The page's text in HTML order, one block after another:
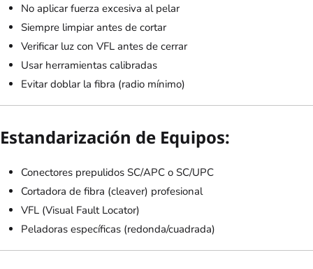
No aplicar fuerza excesiva al pelar
Siempre limpiar antes de cortar
Verificar luz con VFL antes de cerrar
Usar herramientas calibradas
Evitar doblar la fibra (radio mínimo)
Estandarización de Equipos:
Conectores prepulidos SC/APC o SC/UPC
Cortadora de fibra (cleaver) profesional
VFL (Visual Fault Locator)
Peladoras específicas (redonda/cuadrada)